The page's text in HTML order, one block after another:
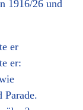
1916/26 und
er
er:
Parade.